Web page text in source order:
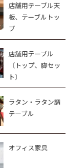
店舗用テーブル天
板、テーブルトッ
プ
店舗用テーブル
（トップ、脚セッ
ト）
ラタン・ラタン調
テーブル
オフィス家具